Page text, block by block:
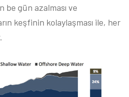
gün azalması ve
keşfinin kolaylaşması ile, her